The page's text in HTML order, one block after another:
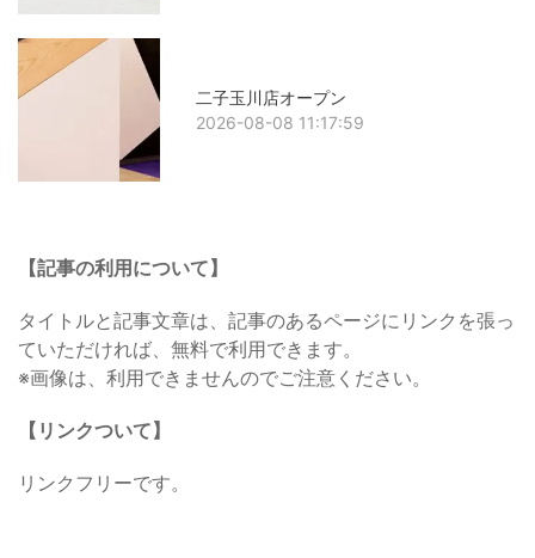
二子玉川店オープン
2026-08-08 11:17:59
【記事の利用について】
タイトルと記事文章は、記事のあるページにリンクを張っ
ていただければ、無料で利用できます。
※画像は、利用できませんのでご注意ください。
【リンクついて】
リンクフリーです。